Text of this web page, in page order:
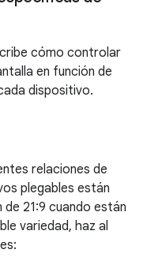
cómo controlar
en función de
dispositivo.
relaciones de
plegables están
21:9 cuando están
variedad, haz al